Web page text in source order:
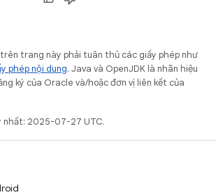
trên trang này phải tuân thủ các giấy phép như
phép nội dung. Java và OpenJDK là nhãn hiệu
ký của Oracle và/hoặc đơn vị liên kết của
nhất: 2025-07-27 UTC.